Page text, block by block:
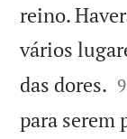
reino.
vários
das dores. 
9
para serem